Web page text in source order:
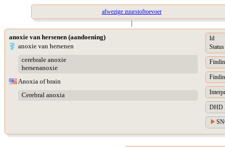
afwezige zuurstoftoevoer
|
anoxie van hersenen (aandoening)
anoxie van hersenen
cerebrale anoxie
hersenanoxie
Anoxia of brain
Cerebral anoxia
Id
Status
DHD